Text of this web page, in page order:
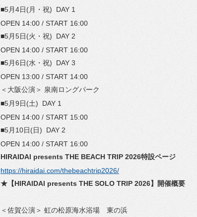
■5月4日(月・祝) DAY 1
OPEN 14:00 / START 16:00
■5月5日(火・祝) DAY 2
OPEN 14:00 / START 16:00
■5月6日(水・祝) DAY 3
OPEN 13:00 / START 14:00
＜大阪公演＞ 泉南ロングパーク
■5月9日(土) DAY 1
OPEN 14:00 / START 15:00
■5月10日(日) DAY 2
OPEN 14:00 / START 16:00
HIRAIDAI presents THE BEACH TRIP 2026特設ページ
https://hiraidai.com/thebeachtrip2026/
★【HIRAIDAI presents THE SOLO TRIP 2026】開催概要
＜佐賀公演＞ 虹の松原海水浴場 東の浜